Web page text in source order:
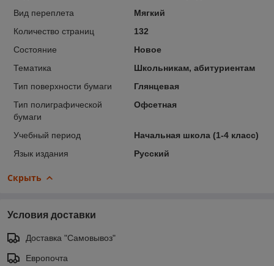
Вид переплета
Мягкий
Количество страниц
132
Состояние
Новое
Тематика
Школьникам, абитуриентам
Тип поверхности бумаги
Глянцевая
Тип полиграфической
бумаги
Офсетная
Учебный период
Начальная школа (1-4 класс)
Язык издания
Русский
Скрыть
Условия доставки
Доставка "Самовывоз"
Европочта